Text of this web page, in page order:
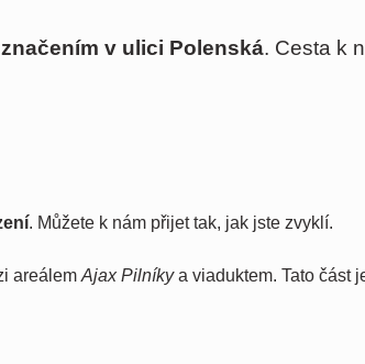
v ulici Polenská. Cesta k
. Můžete k nám přijet tak, jak jste zvyklí.
areálem Ajax Pilníkya viaduktem. Tato část